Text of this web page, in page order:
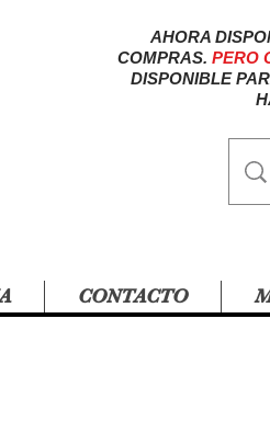
AHORA
COMPRAS. PERO
DISPONIBLE
CONTACTO